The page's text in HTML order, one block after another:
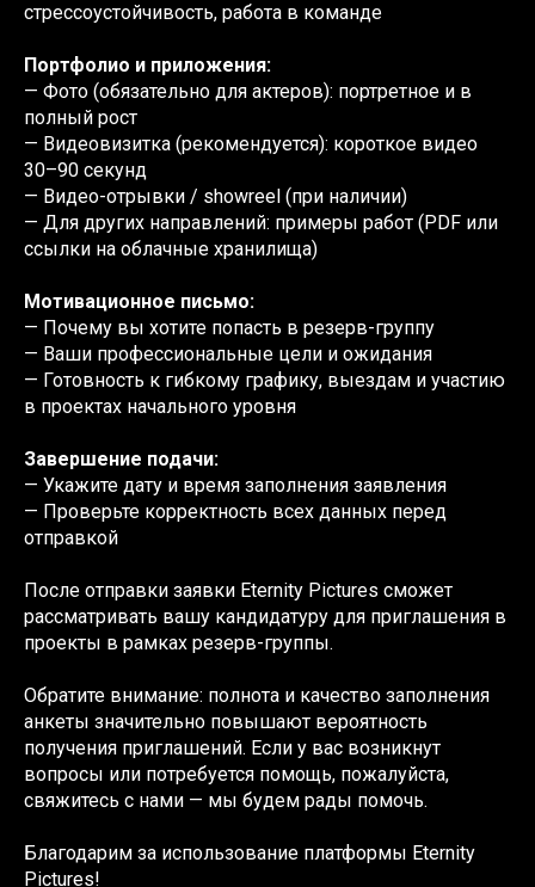
стрессоустойчивость, работа в команде
Портфолио и приложения:
— Фото (обязательно для актеров): портретное и в
полный рост
— Видеовизитка (рекомендуется): короткое видео
30–90 секунд
— Видео-отрывки / showreel (при наличии)
— Для других направлений: примеры работ (PDF или
ссылки на облачные хранилища)
Мотивационное письмо:
— Почему вы хотите попасть в резерв-группу
— Ваши профессиональные цели и ожидания
— Готовность к гибкому графику, выездам и участию
в проектах начального уровня
Завершение подачи:
— Укажите дату и время заполнения заявления
— Проверьте корректность всех данных перед
отправкой
После отправки заявки Eternity Pictures сможет
рассматривать вашу кандидатуру для приглашения в
проекты в рамках резерв-группы.
Обратите внимание: полнота и качество заполнения
анкеты значительно повышают вероятность
получения приглашений. Если у вас возникнут
вопросы или потребуется помощь, пожалуйста,
свяжитесь с нами — мы будем рады помочь.
Благодарим за использование платформы Eternity
Pictures!